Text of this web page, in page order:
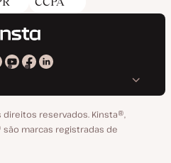
Kinsta
YouTube
Kinsta
Facebook
Kinsta
LinkedIn
direitos reservados. Kinsta®‚
são marcas registradas de